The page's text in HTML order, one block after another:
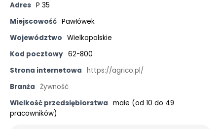
Adres P 35
Miejscowość Pawłówek
Województwo Wielkopolskie
Kod pocztowy 62-800
Strona internetowa https://agrico.pl/
Branża Żywność
Wielkość przedsiębiorstwa małe (od 10 do 49
pracowników)